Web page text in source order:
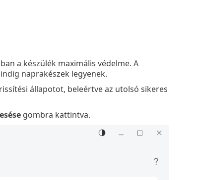
a készülék maximális védelme. A
naprakészek legyenek.
állapotot, beleértve az utolsó sikeres
gombra kattintva.